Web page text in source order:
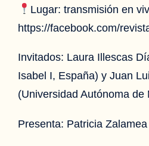
Lugar: transmisión en
https://facebook.com/
Invitados: Laura Illescas
Isabel I, España) y Juan
(Universidad Autónoma de
Presenta: Patricia